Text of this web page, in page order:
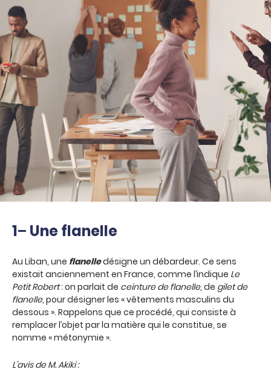
1– Une flanelle
Au Liban, une flanelledésigne un débardeur. Ce sens
existait anciennement en France, comme l’indique Le
Petit Robert: on parlait de ceinture de flanelle, de gilet de
flanelle, pour désigner les « vêtements masculins du
dessous ». Rappelons que ce procédé, qui consiste à
remplacer l’objet par la matière qui le constitue, se
nomme « métonymie ».
L’avis de M. Akiki :